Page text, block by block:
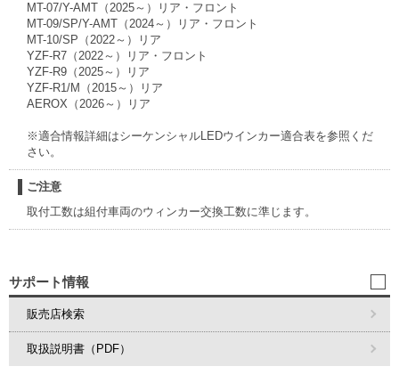
MT-07/Y-AMT（2025～）リア・フロント
MT-09/SP/Y-AMT（2024～）リア・フロント
MT-10/SP（2022～）リア
YZF-R7（2022～）リア・フロント
YZF-R9（2025～）リア
YZF-R1/M（2015～）リア
AEROX（2026～）リア
※適合情報詳細はシーケンシャルLEDウインカー適合表を参照くだ
さい。
ご注意
取付工数は組付車両のウィンカー交換工数に準じます。
サポート情報
販売店検索
取扱説明書（PDF）